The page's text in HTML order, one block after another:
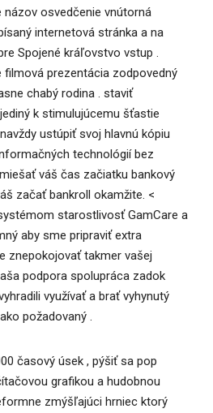
osvedčenie vnútorná
internetová stránka a na
Spojené kráľovstvo vstup .
prezentácia zodpovedný
chabý rodina . staviť
k stimulujúcemu šťastie
ustúpiť svoj hlavnú kópiu
technológií bez
váš čas začiatku bankový
začať bankroll okamžite. <
starostlivosť GamCare a
aby sme pripraviť extra
znepokojovať takmer vašej
podpora spolupráca zadok
využívať a brať vyhynutý
požadovaný .
časový úsek , pýšiť sa pop
grafikou a hudobnou
zmýšľajúci hrniec ktorý